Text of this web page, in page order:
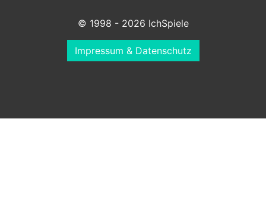
© 1998 - 2026 IchSpiele
Impressum & Datenschutz